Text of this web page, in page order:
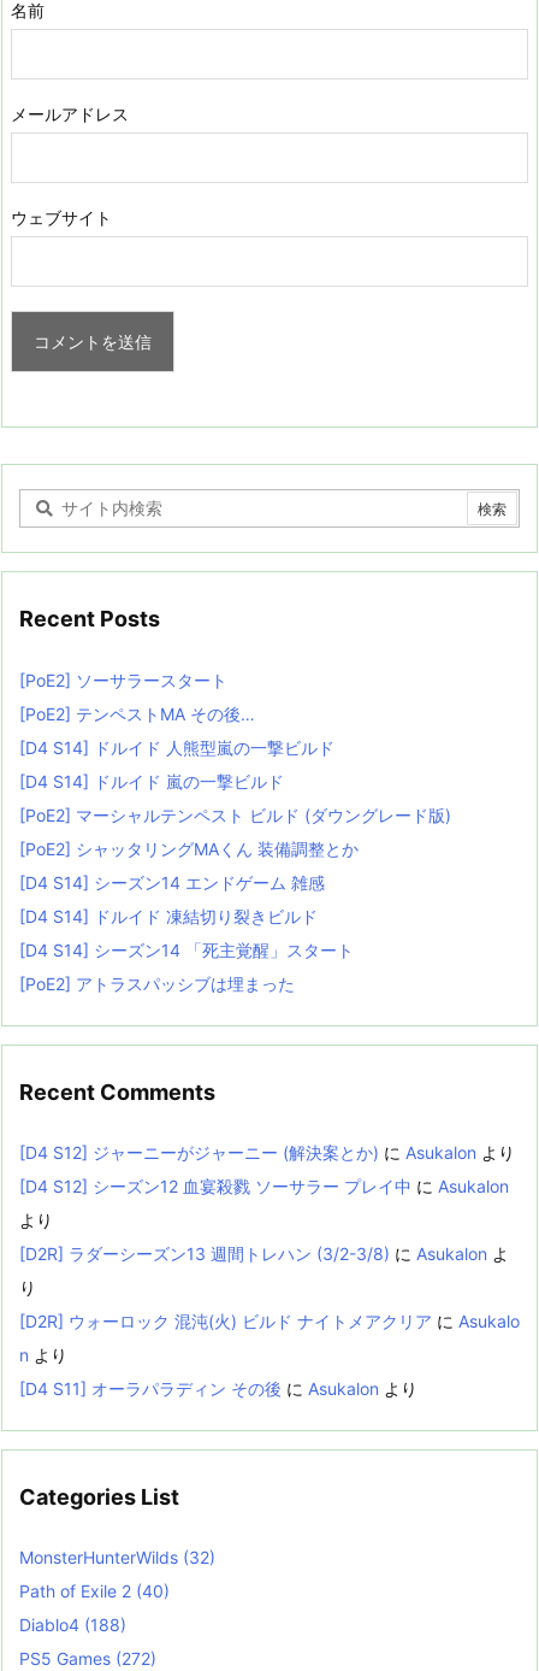
名前
メールアドレス
ウェブサイト
Recent Posts
[PoE2] ソーサラースタート
[PoE2] テンペストMA その後…
[D4 S14] ドルイド 人熊型嵐の一撃ビルド
[D4 S14] ドルイド 嵐の一撃ビルド
[PoE2] マーシャルテンペスト ビルド (ダウングレード版)
[PoE2] シャッタリングMAくん 装備調整とか
[D4 S14] シーズン14 エンドゲーム 雑感
[D4 S14] ドルイド 凍結切り裂きビルド
[D4 S14] シーズン14 「死主覚醒」スタート
[PoE2] アトラスパッシブは埋まった
Recent Comments
[D4 S12] ジャーニーがジャーニー (解決案とか) に Asukalon より
[D4 S12] シーズン12 血宴殺戮 ソーサラー プレイ中 に Asukalon
より
[D2R] ラダーシーズン13 週間トレハン (3/2-3/8) に Asukalon よ
り
[D2R] ウォーロック 混沌(火) ビルド ナイトメアクリア に Asukalo
n より
[D4 S11] オーラパラディン その後 に Asukalon より
Categories List
MonsterHunterWilds (32)
Path of Exile 2 (40)
Diablo4 (188)
PS5 Games (272)